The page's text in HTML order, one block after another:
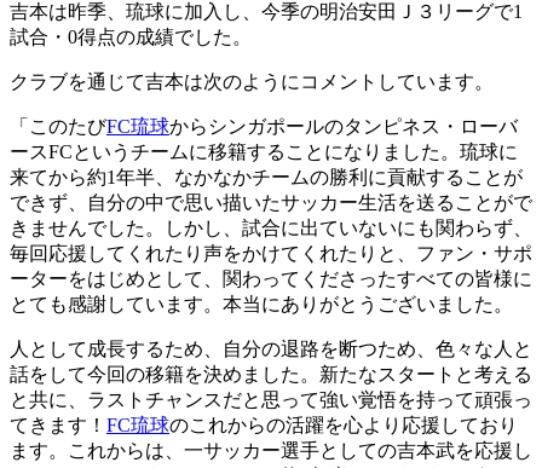
吉本は昨季、琉球に加入し、今季の明治安田Ｊ３リーグで1
試合・0得点の成績でした。
クラブを通じて吉本は次のようにコメントしています。
「このたびFC琉球からシンガポールのタンピネス・ローバ
ースFCというチームに移籍することになりました。琉球に
来てから約1年半、なかなかチームの勝利に貢献することが
できず、自分の中で思い描いたサッカー生活を送ることがで
きませんでした。しかし、試合に出ていないにも関わらず、
毎回応援してくれたり声をかけてくれたりと、ファン・サポ
ーターをはじめとして、関わってくださったすべての皆様に
とても感謝しています。本当にありがとうございました。
人として成長するため、自分の退路を断つため、色々な人と
話をして今回の移籍を決めました。新たなスタートと考える
と共に、ラストチャンスだと思って強い覚悟を持って頑張っ
てきます！ FC琉球のこれからの活躍を心より応援しており
ます。これからは、一サッカー選手としての吉本武を応援し